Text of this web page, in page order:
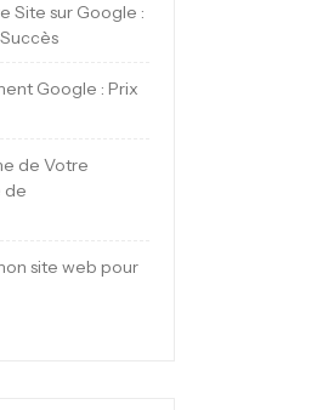
Site sur Google :
Google : Prix
de Votre
de
site web pour